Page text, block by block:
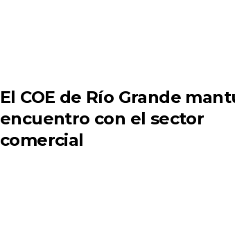
El COE de Río Grande
encuentro con el sector
comercial